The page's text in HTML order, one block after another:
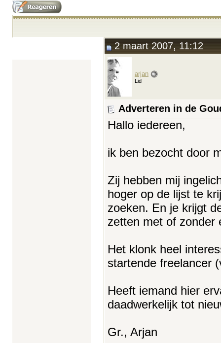
2 maart 2007, 11:12
arjan
Lid
Adverteren in de
Hallo iedereen,
ik ben bezocht door
Zij hebben mij
hoger op de lijst te
zoeken. En je krijgt
zetten met of zonder
Het klonk heel
startende freelancer
Heeft iemand hier
daadwerkelijk tot
Gr., Arjan